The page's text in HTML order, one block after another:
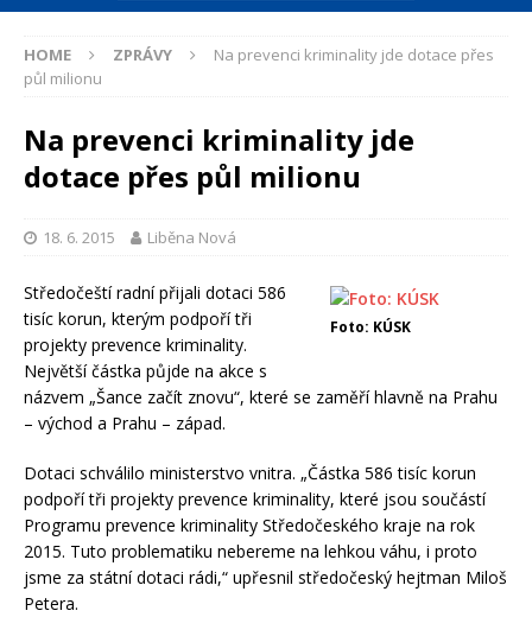
HOME ZPRÁVY
Na prevenci kriminality jde dotace přes
půl milionu
Na prevenci kriminality jde
dotace přes půl milionu
18. 6. 2015 Liběna Nová
Foto: KÚSK
Středočeští radní přijali dotaci 586
tisíc korun, kterým podpoří tři
projekty prevence kriminality.
Největší částka půjde na akce s
názvem „Šance začít znovu“, které se zaměří hlavně na Prahu
– východ a Prahu – západ.
Dotaci schválilo ministerstvo vnitra. „Částka 586 tisíc korun
podpoří tři projekty prevence kriminality, které jsou součástí
Programu prevence kriminality Středočeského kraje na rok
2015. Tuto problematiku nebereme na lehkou váhu, i proto
jsme za státní dotaci rádi,“ upřesnil středočeský hejtman Miloš
Petera.